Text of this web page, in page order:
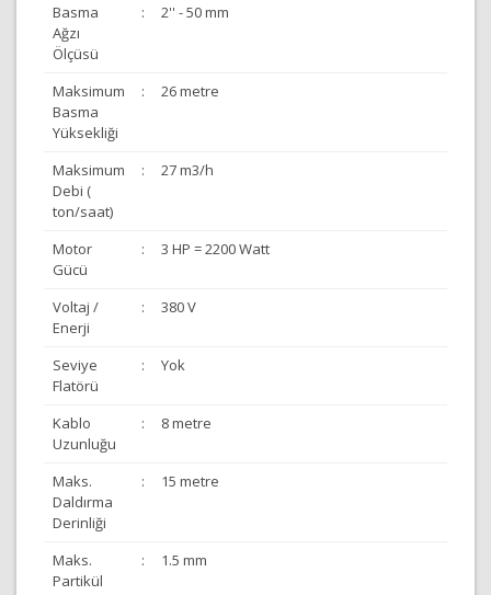
Basma
Ağzı
Ölçüsü
: 2'' - 50 mm
Maksimum
Basma
Yüksekliği
: 26 metre
Maksimum
Debi (
ton/saat)
: 27 m3/h
Motor
Gücü
: 3 HP = 2200 Watt
Voltaj /
Enerji
: 380 V
Seviye
Flatörü
: Yok
Kablo
Uzunluğu
: 8 metre
Maks.
Daldırma
Derinliği
: 15 metre
Maks.
Partikül
: 1.5 mm